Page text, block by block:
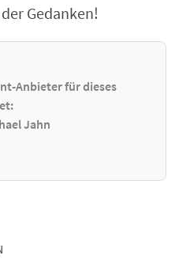
Gedanken!
Anbieter für dieses
Jahn